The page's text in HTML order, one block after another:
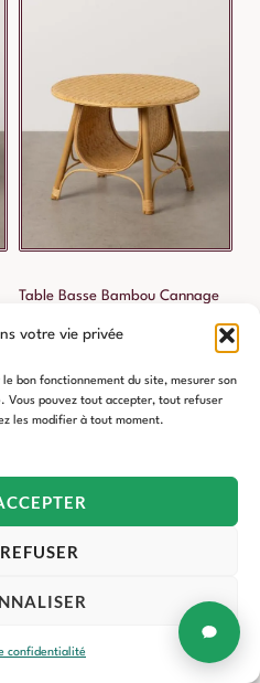
votre vie privée
bon fonctionnement du site, mesurer son
Vous pouvez tout accepter, tout refuser
les modifier à tout moment.
confidentialité
Table Basse Bambou Cannage
Ixia 61cm